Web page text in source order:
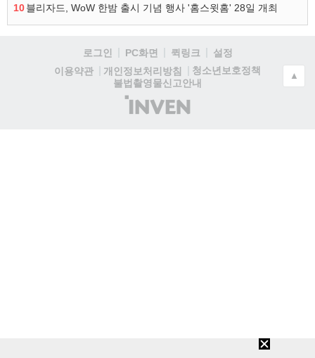
10블리자드, WoW 한밤 출시 기념 행사 '홈스윗홈' 28일 개최
로그인 PC화면 퀵링크
설정
이용약관
개인정보처리방침
청소년보호정책
불법촬영물신고안내
(주)
인
▲